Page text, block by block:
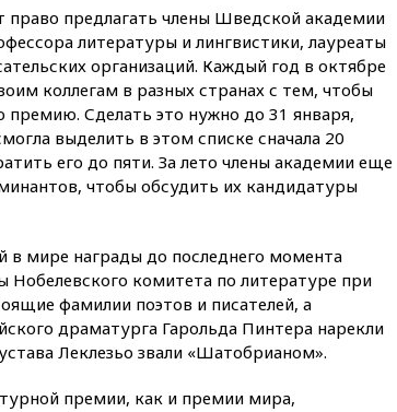
экологических классов
вчера, 21:15Путин обсудил с
Машковым 150-летие Союза
театральных деятелей
вчера, 20:47Newsweek:
«взрывная» диарея охватила
47 из 50 штатов США
вчера, 20:35ПВО за 12 часов
вчера, 20:20 Третий комплект
золотых медалей выиграли на
ЧЕ российские синхронистки
вчера, 20:15 ТАСС: жизни
главы «Уралдронзавода»
угрожает
предлагать члены Шведской академии
литературы и лингвистики, лауреаты
организаций. Каждый год в октябре
коллегам в разных странах с тем, чтобы
Сделать это нужно до 31 января,
выделить в этом списке сначала 20
его до пяти. За лето члены академии еще
чтобы обсудить их кандидатуры
в мире награды до последнего момента
комитета по литературе при
фамилии поэтов и писателей, а
драматурга Гарольда Пинтера нарекли
Леклезьо звали «Шатобрианом».
премии, как и премии мира,